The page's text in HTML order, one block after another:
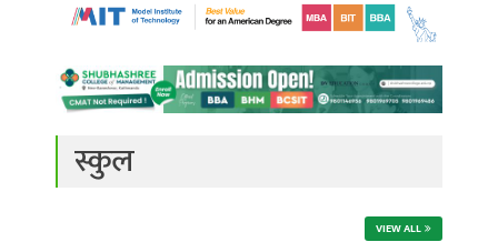
स्कुल
VIEW ALL